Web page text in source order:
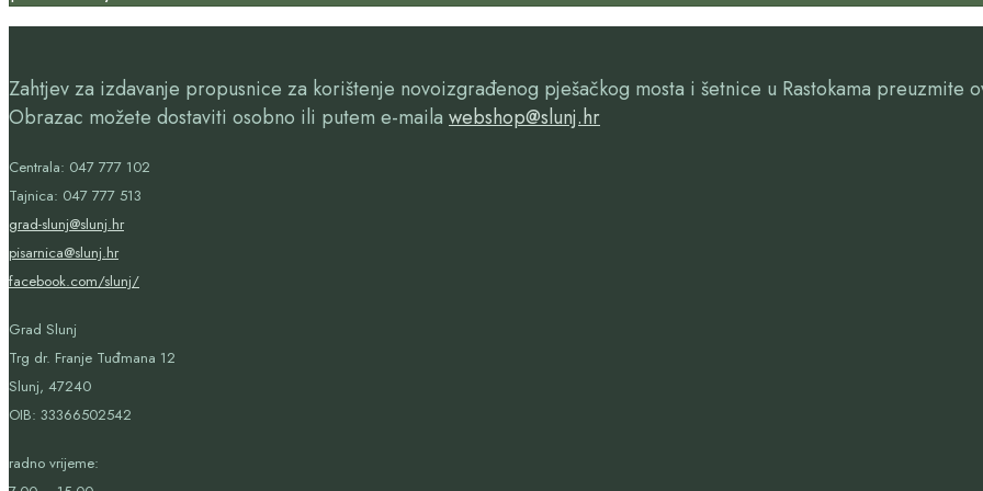
Zahtjev za izdavanje propusnice za korištenje novoizgrađenog pješačkog mosta i šetnice u Rastokama preuzmite
Obrazac možete dostaviti osobno ili putem e-maila webshop@slunj.hr
Centrala: 047 777 102
Tajnica: 047 777 513
grad-slunj@slunj.hr
pisarnica@slunj.hr
facebook.com/slunj/
Grad Slunj
Trg dr. Franje Tuđmana 12
Slunj, 47240
OIB: 33366502542
radno vrijeme: